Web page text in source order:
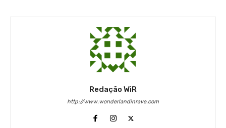
Redação WiR
http://www.wonderlandinrave.com